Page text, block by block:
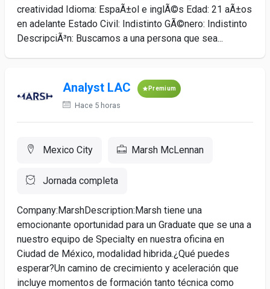
creatividad Idioma: EspaÃ±ol e inglÃ©s Edad: 21 aÃ±os
en adelante Estado Civil: Indistinto GÃ©nero: Indistinto
DescripciÃ³n: Buscamos a una persona que sea...
Analyst LAC Premium
Hace 5 horas
Mexico City Marsh McLennan
Jornada completa
Company:MarshDescription:Marsh tiene una
emocionante oportunidad para un Graduate que se una a
nuestro equipo de Specialty en nuestra oficina en
Ciudad de México, modalidad hibrida.¿Qué puedes
esperar?Un camino de crecimiento y aceleración que
incluye momentos de formación tanto técnica como